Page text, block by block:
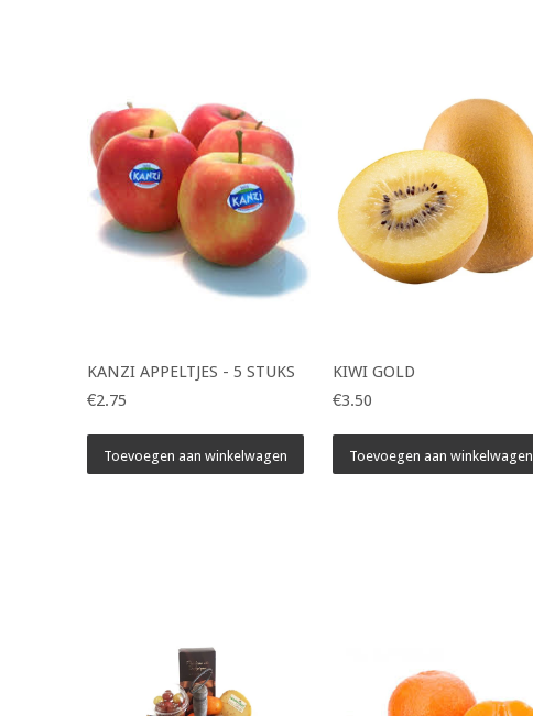
KANZI APPELTJES - 5 STUKS
€2.75
Toevoegen aan winkelwagen
KIWI GOLD
€3.50
Toevoegen aan winkelwagen